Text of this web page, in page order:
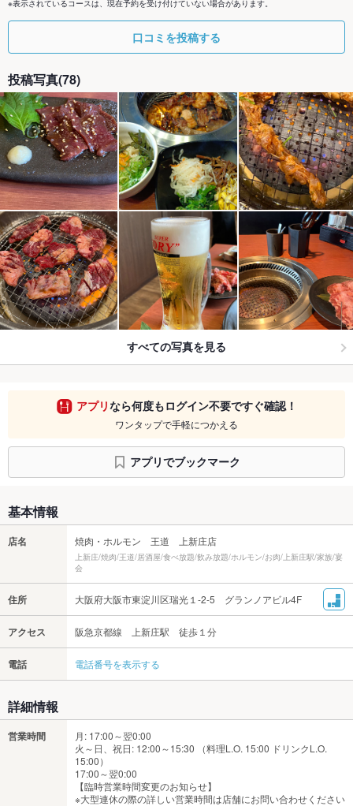
※表示されているコースは、現在予約を受け付けていない場合があります。
口コミを投稿する
投稿写真(78)
すべての写真を見る
アプリなら何度もログイン不要ですぐ確認！
ワンタップで手軽につかえる
アプリでブックマーク
基本情報
店名 焼肉・ホルモン 王道 上新庄店
上新庄/焼肉/王道/居酒屋/食べ放題/飲み放題/ホルモン/お肉/上新庄駅/家族/宴
会
住所 大阪府大阪市東淀川区瑞光１-2-5 グランノアビル4F
アクセス 阪急京都線 上新庄駅 徒歩１分
電話 電話番号を表示する
詳細情報
営業時間
月: 17:00～翌0:00
火～日、祝日: 12:00～15:30 （料理L.O. 15:00 ドリンクL.O.
15:00）
17:00～翌0:00
【臨時営業時間変更のお知らせ】
※大型連休の際の詳しい営業時間は店舗にお問い合わせください